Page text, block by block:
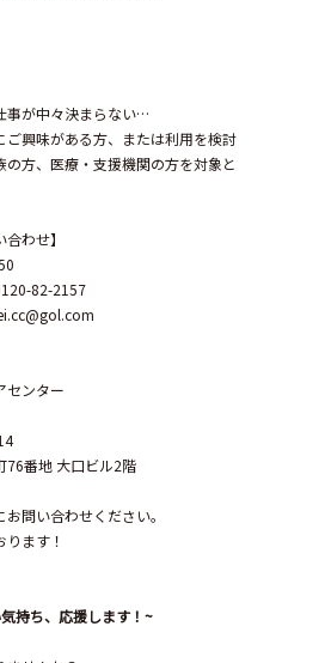
事が中々決まらない…
ご興味がある方、または利用を検討
の方、医療・支援機関の方を対象と
わせ】
82-2157
センター
76番地 大口ビル2階
問い合わせください。
ます！
持ち、応援します！~